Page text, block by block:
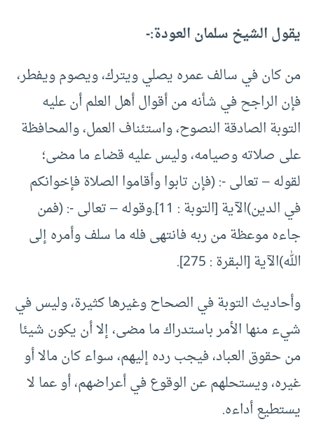
يقول الشيخ سلمان العودة:-
من كان في سالف عمره يصلي ويترك، ويصوم ويفطر،
فإن الراجح في شأنه من أقوال أهل العلم أن عليه
التوبة الصادقة النصوح، واستئناف العمل، والمحافظة
على صلاته وصيامه، وليس عليه قضاء ما مضى؛
لقوله – تعالى -: (فإن تابوا وأقاموا الصلاة فإخوانكم
في الدين)الآية [التوبة : 11].وقوله – تعالى -: (فمن
جاءه موعظة من ربه فانتهى فله ما سلف وأمره إلى
الله)الآية [البقرة : 275].
وأحاديث التوبة في الصحاح وغيرها كثيرة، وليس في
شيء منها الأمر باستدراك ما مضى، إلا أن يكون شيئا
من حقوق العباد، فيجب رده إليهم، سواء كان مالا أو
غيره، ويستحلهم عن الوقوع في أعراضهم، أو عما لا
يستطيع أداءه.